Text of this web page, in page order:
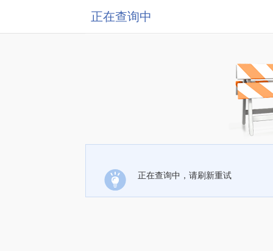
正在查询中
正在查询中，请刷新重试